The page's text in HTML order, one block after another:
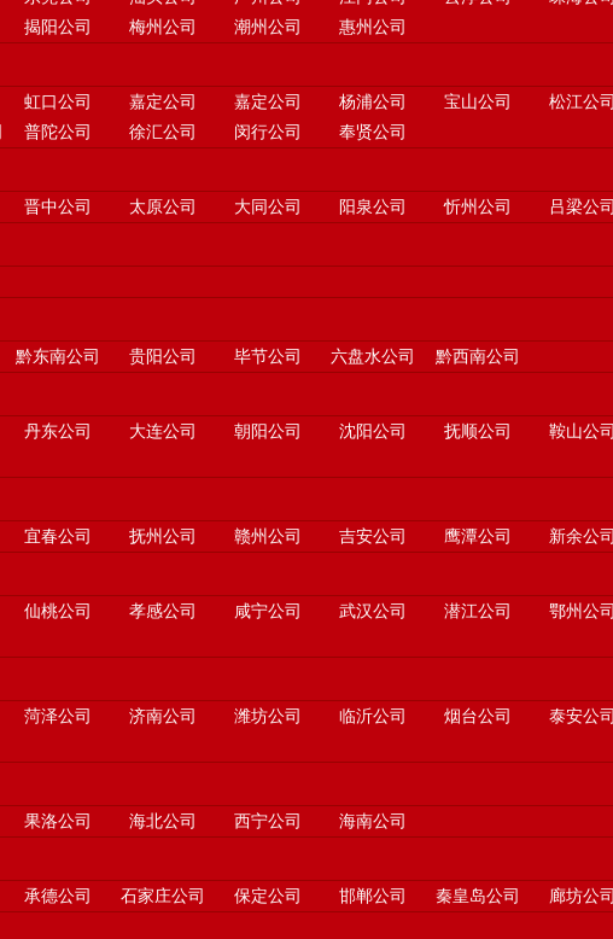
揭阳公司 梅州公司 潮州公司 惠州公司
虹口公司 嘉定公司 嘉定公司 杨浦公司 宝山公司 松江公司
普陀公司 徐汇公司 闵行公司 奉贤公司
晋中公司 太原公司 大同公司 阳泉公司 忻州公司 吕梁公司
黔东南公司 贵阳公司 毕节公司 六盘水公司 黔西南公司
丹东公司 大连公司 朝阳公司 沈阳公司 抚顺公司 鞍山公司
宜春公司 抚州公司 赣州公司 吉安公司 鹰潭公司 新余公司
仙桃公司 孝感公司 咸宁公司 武汉公司 潜江公司 鄂州公司
菏泽公司 济南公司 潍坊公司 临沂公司 烟台公司 泰安公司
果洛公司 海北公司 西宁公司 海南公司
承德公司 石家庄公司 保定公司 邯郸公司 秦皇岛公司 廊坊公司